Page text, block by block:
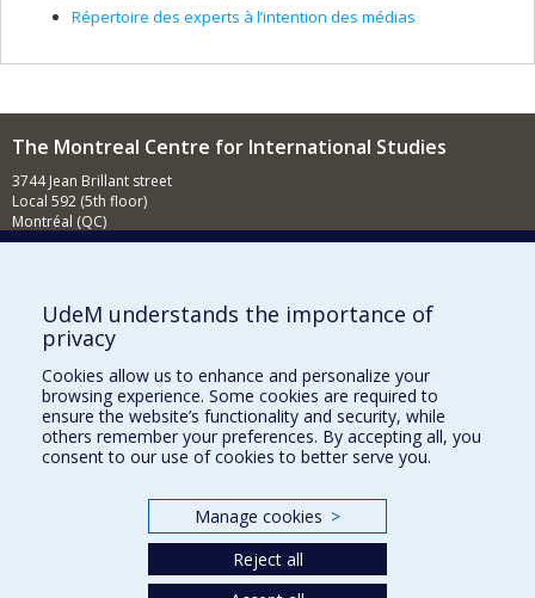
Répertoire des experts à l’intention des médias
The Montreal Centre for International Studies
3744 Jean Brillant street
Local 592 (5th floor)
Montréal (QC)
H3T 1P1
E-mail
News(in french)
Activities(in french)
Supporting the CÉRIUM
Our Departments and Schools
UdeM understands the importance of
privacy
Cookies allow us to enhance and personalize your
browsing experience. Some cookies are required to
ensure the website’s functionality and security, while
others remember your preferences. By accepting all, you
consent to our use of cookies to better serve you.
Manage cookies >
Reject all